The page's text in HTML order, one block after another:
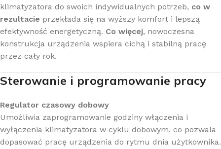
klimatyzatora do swoich indywidualnych potrzeb, co w
rezultacie przekłada się na wyższy komfort i lepszą
efektywność energetyczną. Co więcej, nowoczesna
konstrukcja urządzenia wspiera cichą i stabilną pracę
przez cały rok.
Sterowanie i programowanie pracy
Regulator czasowy dobowy
Umożliwia zaprogramowanie godziny włączenia i
wyłączenia klimatyzatora w cyklu dobowym, co pozwala
dopasować pracę urządzenia do rytmu dnia użytkownika.